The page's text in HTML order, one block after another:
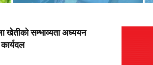
खेतीको सम्भाव्यता अध्ययन
कार्यदल